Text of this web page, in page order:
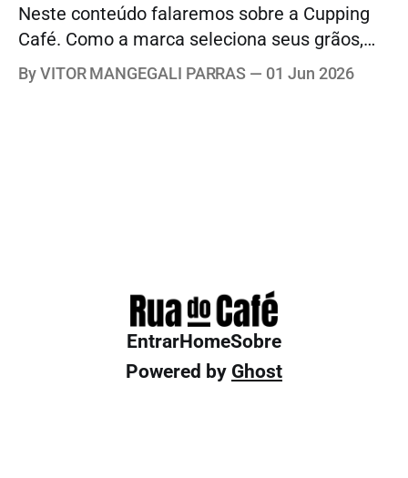
Neste conteúdo falaremos sobre a Cupping
Café. Como a marca seleciona seus grãos,
qual é a proposta por trás dos rótulos e mais.
By VITOR MANGEGALI PARRAS 01 Jun 2026
EntrarHomeSobre
Powered by Ghost